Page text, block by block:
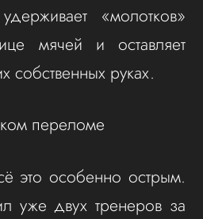
«молотков»
мячей и оставляет
собственных руках.
переломе
это особенно острым.
уже двух тренеров за